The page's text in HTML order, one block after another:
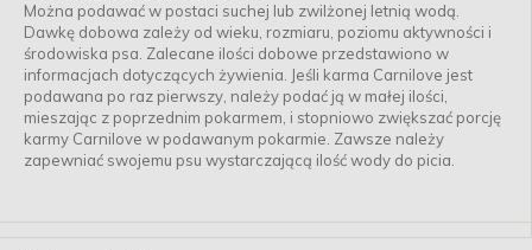
Można podawać w postaci suchej lub zwilżonej letnią wodą.
Dawkę dobowa zależy od wieku, rozmiaru, poziomu aktywności i
środowiska psa. Zalecane ilości dobowe przedstawiono w
informacjach dotyczących żywienia. Jeśli karma Carnilove jest
podawana po raz pierwszy, należy podać ją w małej ilości,
mieszając z poprzednim pokarmem, i stopniowo zwiększać porcję
karmy Carnilove w podawanym pokarmie. Zawsze należy
zapewniać swojemu psu wystarczającą ilość wody do picia.